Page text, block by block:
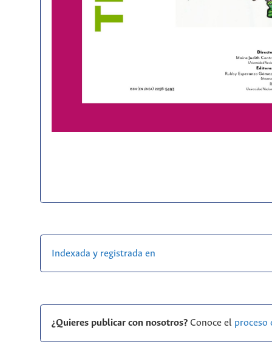
Indexada y registrada en
¿Quieres publicar con nosotros?Conoce el